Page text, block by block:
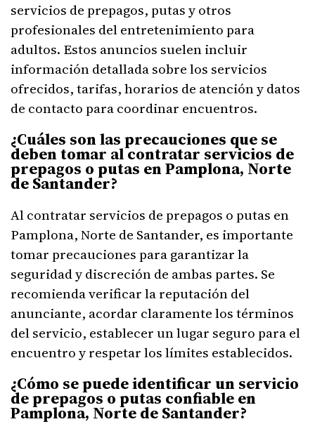
servicios de prepagos, putas y otros
profesionales del entretenimiento para
adultos. Estos anuncios suelen incluir
información detallada sobre los servicios
ofrecidos, tarifas, horarios de atención y datos
de contacto para coordinar encuentros.
¿Cuáles son las precauciones que se
deben tomar al contratar servicios de
prepagos o putas en Pamplona, Norte
de Santander?
Al contratar servicios de prepagos o putas en
Pamplona, Norte de Santander, es importante
tomar precauciones para garantizar la
seguridad y discreción de ambas partes. Se
recomienda verificar la reputación del
anunciante, acordar claramente los términos
del servicio, establecer un lugar seguro para el
encuentro y respetar los límites establecidos.
¿Cómo se puede identificar un servicio
de prepagos o putas confiable en
Pamplona, Norte de Santander?